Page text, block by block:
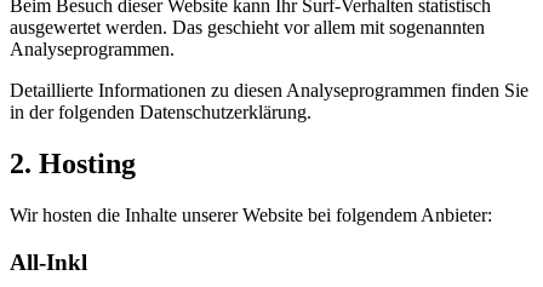
Beim Besuch dieser Website kann Ihr Surf-Verhalten statistisch
ausgewertet werden. Das geschieht vor allem mit sogenannten
Analyseprogrammen.
Detaillierte Informationen zu diesen Analyseprogrammen finden Sie
in der folgenden Datenschutzerklärung.
2. Hosting
Wir hosten die Inhalte unserer Website bei folgendem Anbieter:
All-Inkl